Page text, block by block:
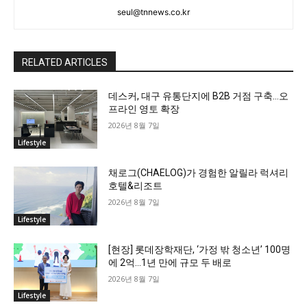
seul@tnnews.co.kr
RELATED ARTICLES
Lifestyle
데스커, 대구 유통단지에 B2B 거점 구축…오
프라인 영토 확장
2026년 8월 7일
Lifestyle
채로그(CHAELOG)가 경험한 알릴라 럭셔리
호텔&리조트
2026년 8월 7일
Lifestyle
[현장] 롯데장학재단, ‘가정 밖 청소년’ 100명
에 2억…1년 만에 규모 두 배로
2026년 8월 7일